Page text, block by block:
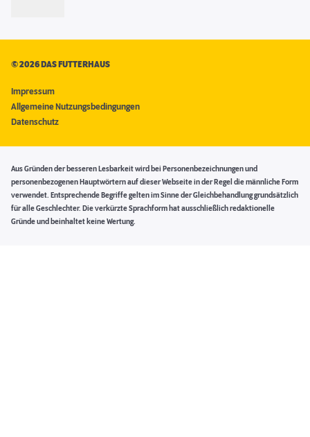
©2026 DAS FUTTERHAUS
Impressum
Allgemeine Nutzungsbedingungen
Datenschutz
Aus Gründen der besseren Lesbarkeit wird bei Personenbezeichnungen und
personenbezogenen Hauptwörtern auf dieser Webseite in der Regel die männliche Form
verwendet. Entsprechende Begriffe gelten im Sinne der Gleichbehandlung grundsätzlich
für alle Geschlechter. Die verkürzte Sprachform hat ausschließlich redaktionelle
Gründe und beinhaltet keine Wertung.